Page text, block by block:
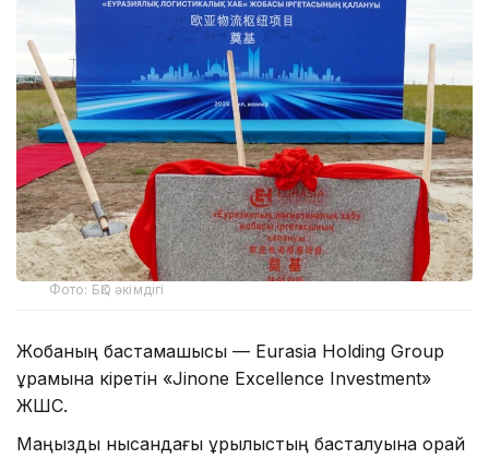
Фото: БҚО әкімдігі
Жобаның бастамашысы — Eurasia Holding Group
құрамына кіретін «Jinone Excellence Investment»
ЖШС.
Маңызды нысандағы құрылыстың басталуына орай